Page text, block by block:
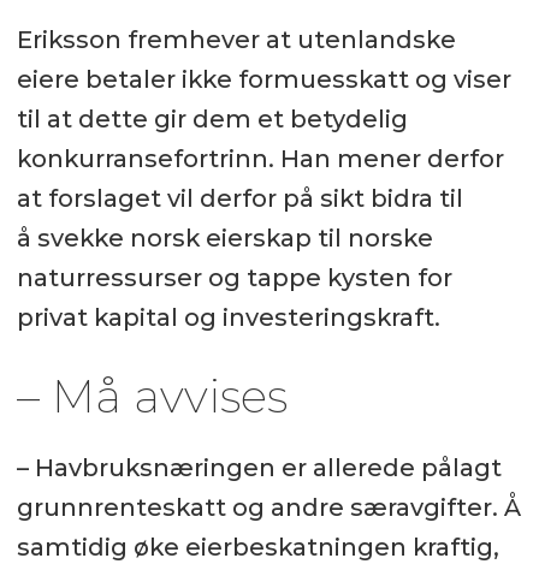
Eriksson fremhever at utenlandske
eiere betaler ikke formuesskatt og viser
til at dette gir dem et betydelig
konkurransefortrinn. Han mener derfor
at forslaget vil derfor på sikt bidra til
å svekke norsk eierskap til norske
naturressurser og tappe kysten for
privat kapital og investeringskraft.
– Må avvises
– Havbruksnæringen er allerede pålagt
grunnrenteskatt og andre særavgifter. Å
samtidig øke eierbeskatningen kraftig,